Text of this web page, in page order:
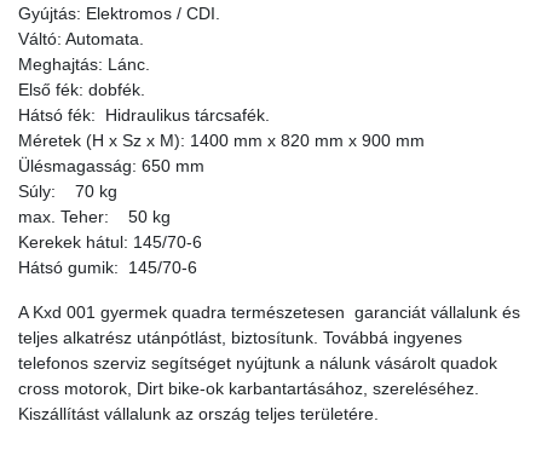
Gyújtás: Elektromos / CDI.
Váltó: Automata.
Meghajtás: Lánc.
Első fék: dobfék.
Hátsó fék: Hidraulikus tárcsafék.
Méretek (H x Sz x M): 1400 mm x 820 mm x 900 mm
Ülésmagasság: 650 mm
Súly: 70 kg
max. Teher: 50 kg
Kerekek hátul: 145/70-6
Hátsó gumik: 145/70-6
A Kxd 001 gyermek quadra természetesen garanciát vállalunk és
teljes alkatrész utánpótlást, biztosítunk. Továbbá ingyenes
telefonos szerviz segítséget nyújtunk a nálunk vásárolt quadok
cross motorok, Dirt bike-ok karbantartásához, szereléséhez.
Kiszállítást vállalunk az ország teljes területére.